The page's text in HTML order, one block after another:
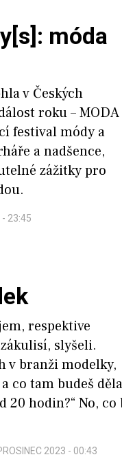
móda
v Českých
roku – MODA
festival módy a
a nadšence,
zážitky pro
- 23:45
respektive
slyšeli.
v branži modelky,
co tam budeš
20 hodin?“ No, co
2023 - 00:43